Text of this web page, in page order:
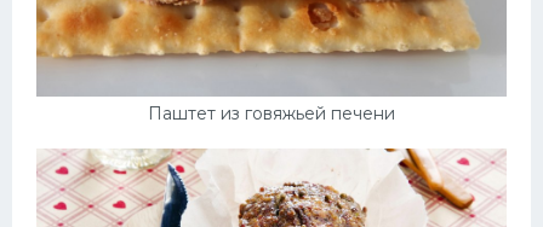
Паштет из говяжьей печени